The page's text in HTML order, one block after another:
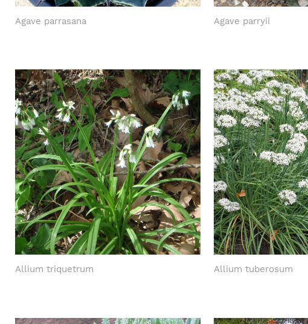
Agave parrasana Agave parryii
Allium triquetrum Allium tuberosum